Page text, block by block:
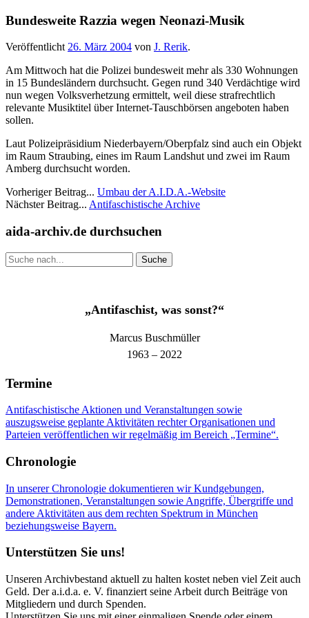
Bundesweite Razzia wegen Neonazi-Musik
Veröffentlicht26. März 2004 von J. Rerik.
Am Mittwoch hat die Polizei bundesweit mehr als 330 Wohnungen
in 15 Bundesländern durchsucht. Gegen rund 340 Verdächtige wird
nun wegen Volksverhetzung ermittelt, weil diese strafrechtlich
relevante Musiktitel über Internet-Tauschbörsen angeboten haben
sollen.
Laut Polizeipräsidium Niederbayern/Oberpfalz sind auch ein Objekt
im Raum Straubing, eines im Raum Landshut und zwei im Raum
Amberg durchsucht worden.
Vorheriger Beitrag... Umbau der A.I.D.A.-Website
Nächster Beitrag... Antifaschistische Archive
Seitenleiste
aida-archiv.de durchsuchen
Suche
„Antifaschist, was sonst?“
Marcus Buschmüller
1963 – 2022
Termine
Antifaschistische Aktionen und Veranstaltungen sowie
auszugsweise geplante Aktivitäten rechter Organisationen und
Parteien veröffentlichen wir regelmäßig im Bereich „Termine“.
Chronologie
In unserer Chronologie dokumentieren wir Kundgebungen,
Demonstrationen, Veranstaltungen sowie Angriffe, Übergriffe und
andere Aktivitäten aus dem rechten Spektrum in München
beziehungsweise Bayern.
Unterstützen Sie uns!
Unseren Archivbestand aktuell zu halten kostet neben viel Zeit auch
Geld. Der a.i.d.a. e. V. finanziert seine Arbeit durch Beiträge von
Mitgliedern und durch Spenden.